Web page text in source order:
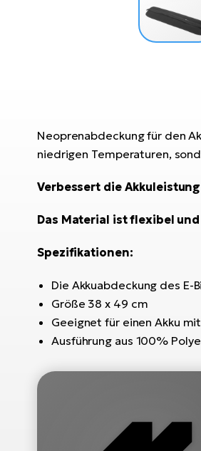
Neoprenabdeckung für den
niedrigen Temperaturen,
Verbessert die
Das Material ist flexibel
Spezifikationen:
Die Akkuabdeckung des
Größe 38 x 49 cm
Geeignet für einen Akku
Ausführung aus 100%